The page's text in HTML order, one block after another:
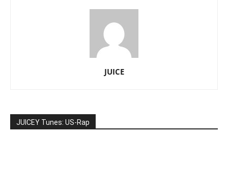
JUICE
JUICEY Tunes: US-Rap